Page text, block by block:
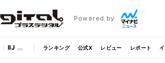
Powered by
IIJ ランキング 公式X レビュー レポート